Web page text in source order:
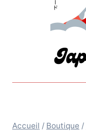
Accueil / Boutique /